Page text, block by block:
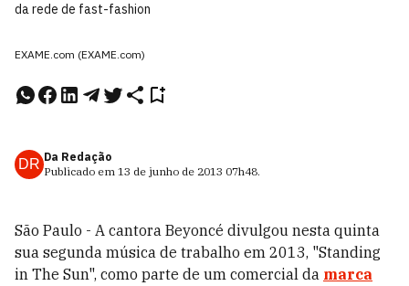
da rede de fast-fashion
EXAME.com (EXAME.com)
DR Da Redação
Publicado em 13 de junho de 2013 07h48.
São Paulo - A cantora Beyoncé divulgou nesta quinta
sua segunda música de trabalho em 2013, "Standing
in The Sun", como parte de um comercial da marca